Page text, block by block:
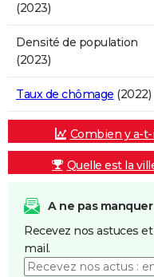
(2023)
Densité de population
(2023)
Taux de chômage (2022)
Combien y a-
Quelle est la
A ne pas manquer
Recevez nos astuces
mail.